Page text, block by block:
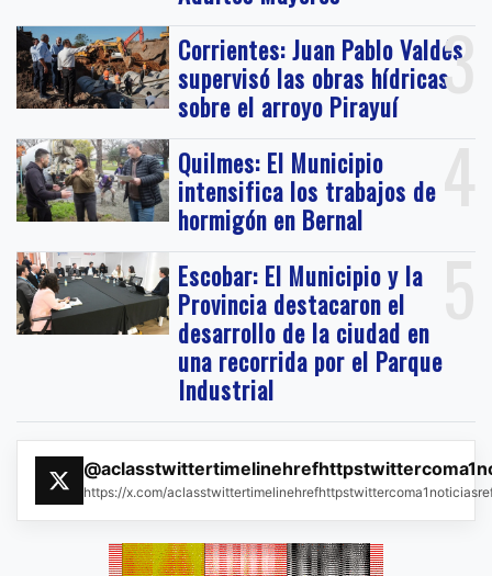
3
Corrientes: Juan Pablo Valdés
supervisó las obras hídricas
sobre el arroyo Pirayuí
4
Quilmes: El Municipio
intensifica los trabajos de
hormigón en Bernal
5
Escobar: El Municipio y la
Provincia destacaron el
desarrollo de la ciudad en
una recorrida por el Parque
Industrial
https://x.com/